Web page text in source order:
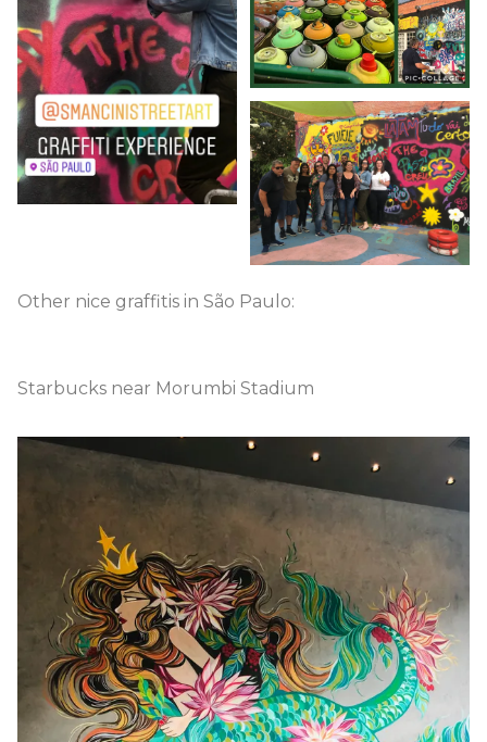
Other nice graffitis in São Paulo:
Starbucks near Morumbi Stadium